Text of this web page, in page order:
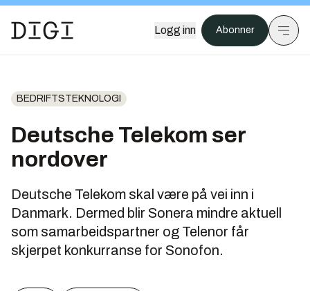
Logg inn Abonner
BEDRIFTSTEKNOLOGI
Deutsche Telekom ser
nordover
Deutsche Telekom skal være på vei inn i
Danmark. Dermed blir Sonera mindre aktuell
som samarbeidspartner og Telenor får
skjerpet konkurranse for Sonofon.